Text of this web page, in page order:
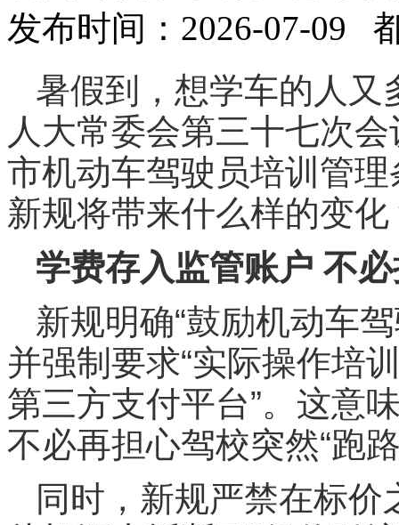
发布时间：2026-07-09
暑假到，想学车的人又
人大常委会第三十七次
市机动车驾驶员培训管
新规将带来什么样的变化
学费存入监管账户 不
新规明确“鼓励机动车
并强制要求“实际操作培
第三方支付平台”。这意
不必再担心驾校突然“跑
同时，新规严禁在标